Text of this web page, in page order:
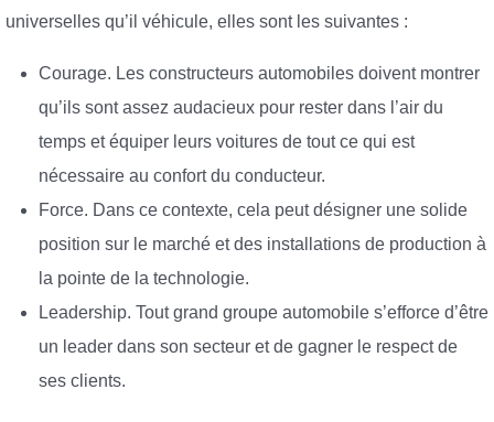
universelles qu’il véhicule, elles sont les suivantes :
Courage. Les constructeurs automobiles doivent montrer
qu’ils sont assez audacieux pour rester dans l’air du
temps et équiper leurs voitures de tout ce qui est
nécessaire au confort du conducteur.
Force. Dans ce contexte, cela peut désigner une solide
position sur le marché et des installations de production à
la pointe de la technologie.
Leadership. Tout grand groupe automobile s’efforce d’être
un leader dans son secteur et de gagner le respect de
ses clients.